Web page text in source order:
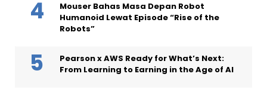
Mouser Bahas Masa Depan Robot
Humanoid Lewat Episode “Rise of the
Robots”
Pearson x AWS Ready for What’s Next:
From Learning to Earning in the Age of AI